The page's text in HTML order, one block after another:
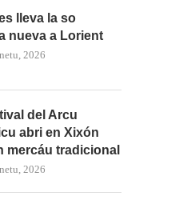
lleva la so
nueva a Lorient
2026
del Arcu
abri en Xixón
mercáu tradicional
2026